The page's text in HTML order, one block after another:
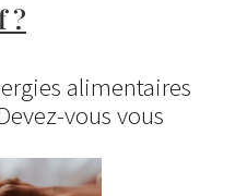
?
alimentaires
vous vous